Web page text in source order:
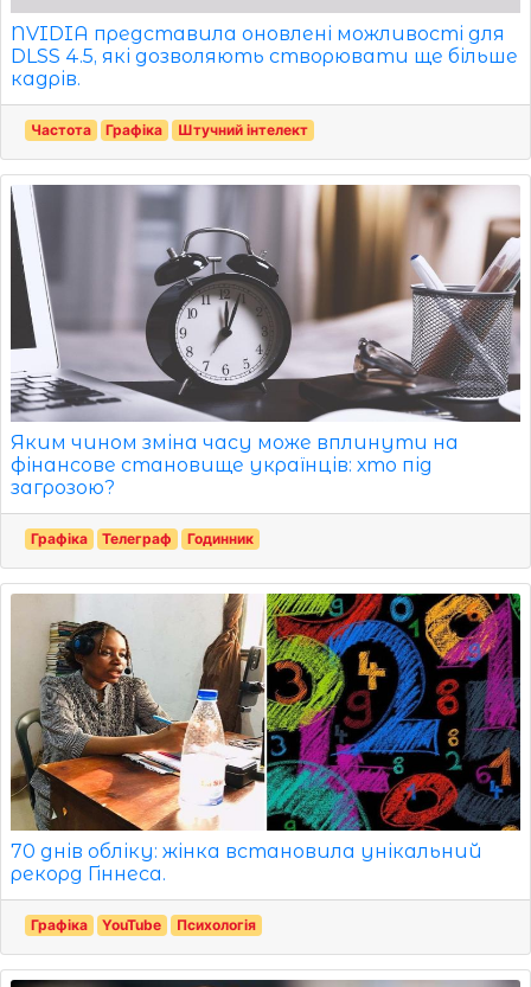
NVIDIA представила оновлені можливості для
DLSS 4.5, які дозволяють створювати ще більше
кадрів.
Частота Графіка Штучний інтелект
Яким чином зміна часу може вплинути на
фінансове становище українців: хто під
загрозою?
Графіка Телеграф Годинник
70 днів обліку: жінка встановила унікальний
рекорд Гіннеса.
Графіка YouTube Психологія